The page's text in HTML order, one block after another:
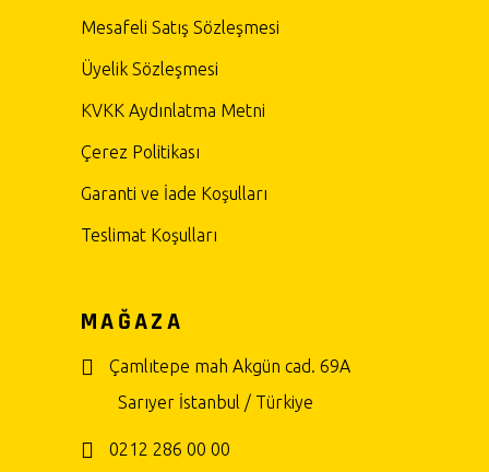
Mesafeli Satış Sözleşmesi
Üyelik Sözleşmesi
KVKK Aydınlatma Metni
Çerez Politikası
Garanti ve İade Koşulları
Teslimat Koşulları
MAĞAZA
Çamlıtepe mah Akgün cad. 69A
Sarıyer İstanbul / Türkiye
0212 286 00 00